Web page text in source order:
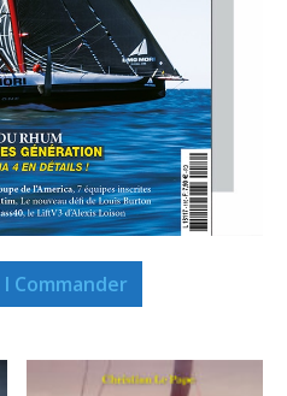
Commander